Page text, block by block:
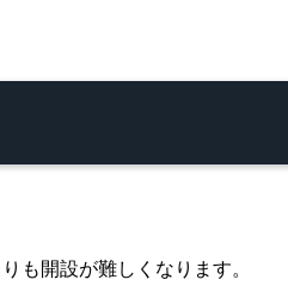
も開設が難しくなります。